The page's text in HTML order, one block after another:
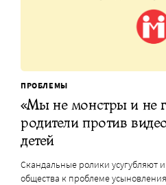
ПРОБЛЕМЫ
«Мы не монстры и не
родители против
детей
Скандальные ролики усугубляют
общества к проблеме